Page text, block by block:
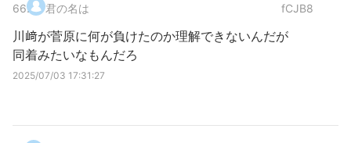
66. 君の名は fCJB8
川﨑が菅原に何が負けたのか理解できないんだが
同着みたいなもんだろ
2025/07/03 17:31:27